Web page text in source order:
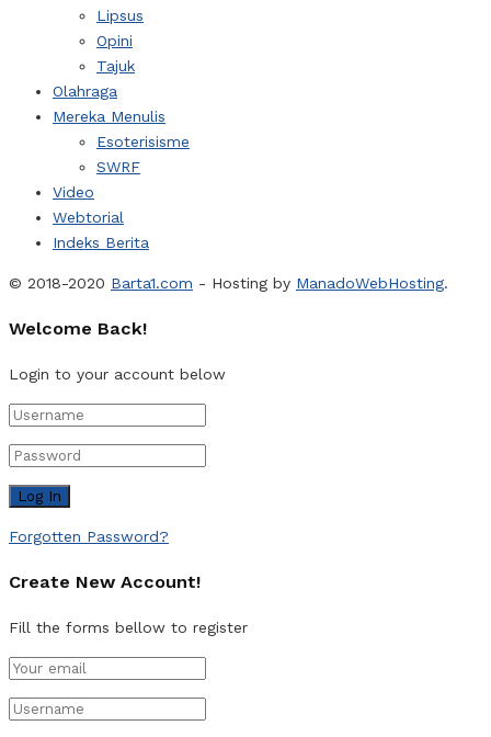
Lipsus
Opini
Tajuk
Olahraga
Mereka Menulis
Esoterisisme
SWRF
Video
Webtorial
Indeks Berita
© 2018-2020 Barta1.com - Hosting by ManadoWebHosting.
Welcome Back!
Login to your account below
Forgotten Password?
Create New Account!
Fill the forms bellow to register